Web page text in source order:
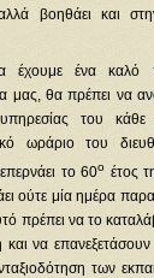
βοηθάει και
έχουμε ένα καλό
μας, θα πρέπει να
του κάθε
ωράριο του
το 60ο έτος
ούτε μία ημέρα
πρέπει να το
και να
των